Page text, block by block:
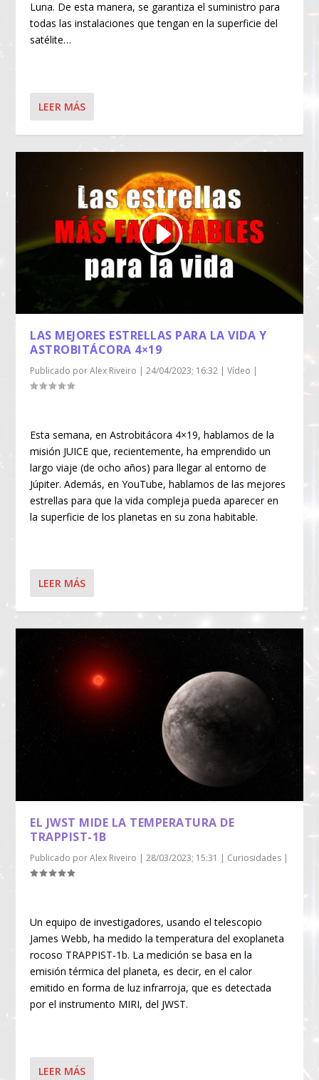
Luna. De esta manera, se garantiza el suministro para
todas las instalaciones que tengan en la superficie del
satélite…
LEER MÁS
LAS MEJORES ESTRELLAS PARA LA VIDA Y
ASTROBITÁCORA 4×19
Publicado porAlex Riveiro |24/04/2023; 16:32 |Vídeo |
Esta semana, en Astrobitácora 4×19, hablamos de la
misión JUICE que, recientemente, ha emprendido un
largo viaje (de ocho años) para llegar al entorno de
Júpiter. Además, en YouTube, hablamos de las mejores
estrellas para que la vida compleja pueda aparecer en
la superficie de los planetas en su zona habitable.
LEER MÁS
EL JWST MIDE LA TEMPERATURA DE
TRAPPIST-1B
Publicado porAlex Riveiro |28/03/2023; 15:31 | Curiosidades |
Un equipo de investigadores, usando el telescopio
James Webb, ha medido la temperatura del exoplaneta
rocoso TRAPPIST-1b. La medición se basa en la
emisión térmica del planeta, es decir, en el calor
emitido en forma de luz infrarroja, que es detectada
por el instrumento MIRI, del JWST.
LEER MÁS